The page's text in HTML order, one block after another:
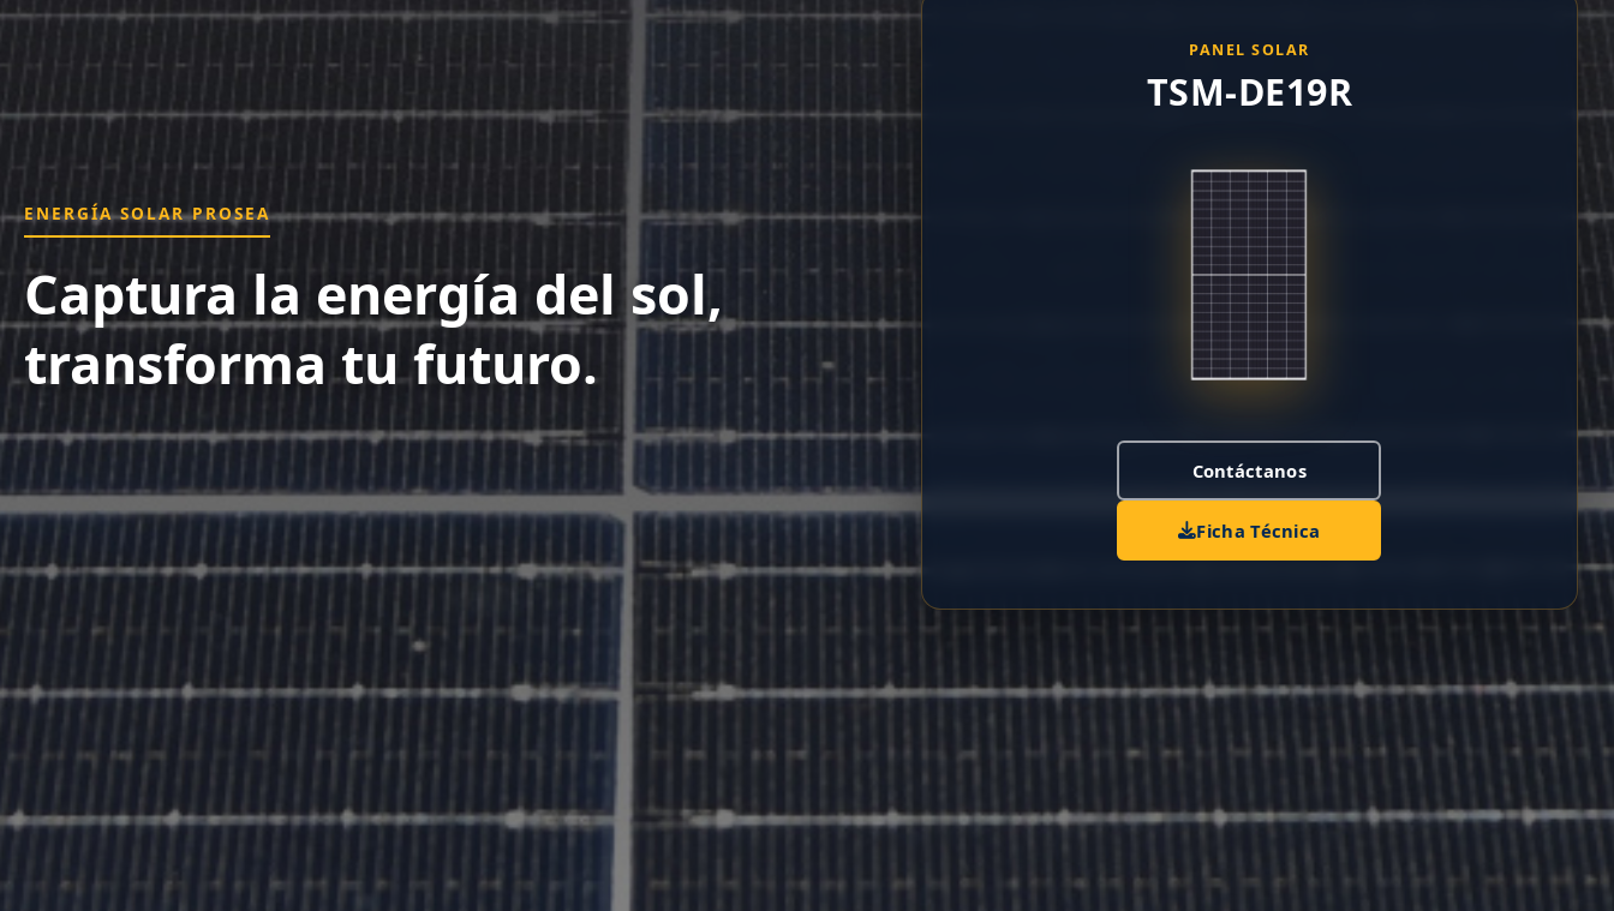
ENERGÍA SOLAR PROSEA
Captura la energía del sol,
transforma tu futuro.
PANEL SOLAR
TSM-DE19R
Contáctanos
Ficha Técnica